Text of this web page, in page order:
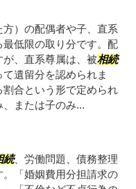
）の配偶者や子、直系
低限の取り分です。配
、直系尊属は、被相続
遺留分を認められま
合という形で定められ
または子のみ...
続、労働問題、債務整理
「婚姻費用分担請求の